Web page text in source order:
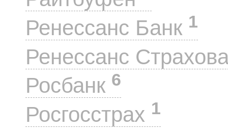
Ренессанс Банк 1
Ренессанс
Росбанк 6
Росгосстрах 1